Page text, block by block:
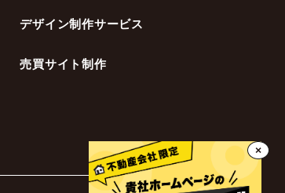
デザイン制作サービス
売買サイト制作
×